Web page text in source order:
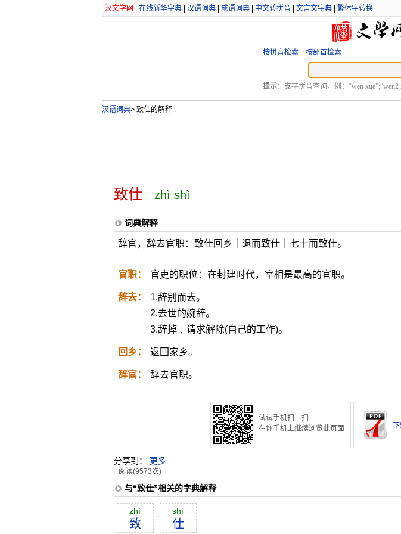
汉文学网 在线新华字典| 汉语词典| 成语词典| 中文转拼音| 文言文字典| 繁体字转换
按拼音检索 按部首检索
提示： 支持拼音查询，例：“wen
汉语词典>致仕的解释
致仕 zhì shì
词典解释
辞官，辞去官职：致仕回乡｜退而致仕｜七十而致仕。
官职： 官吏的职位：在封建时代，宰相是最高的官职。
辞去：
1.辞别而去。
2.去世的婉辞。
3.辞掉﹐请求解除(自己的工作)。
回乡： 返回家乡。
辞官： 辞去官职。
试试手机扫一扫
在你手机上继续浏览此页面
分享到： 更多
阅读(9573次)
与“致仕”相关的字典解释
zhì
致
shì
仕